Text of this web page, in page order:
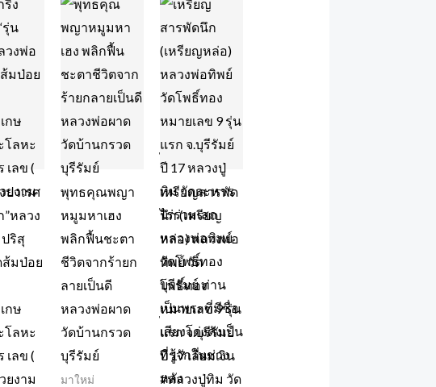
ปวเรศ
”หลวง
ริสุ
ส้มป่อย
กษ
โลหะ
เลข (
ยงาม
พุทธคุณพญา
หมูมหาเฮง
พลิกฟื้นชะตา
ชีวิตจากร้ายก
ลายเป็นดี
หลวงพ่อผาด
วัดบ้านกรวด
บุรีรัมย์
มาใหม่
เหรียญสารพัด
นึก (เหรียญ
หล่อ) หลวงพ่อ
ทิพย์ วัด
โพธิ์ทอง
หมายเลข 9 รุ่น
แรก จ.บุรีรัมย์
ปี 17 เลี่ยมเงิน
#หลวงปู่ทิม วัด